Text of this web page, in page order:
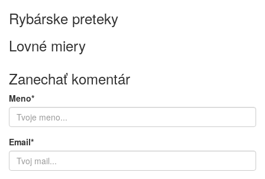
Rybárske preteky
Lovné miery
Zanechať komentár
Meno*
Email*